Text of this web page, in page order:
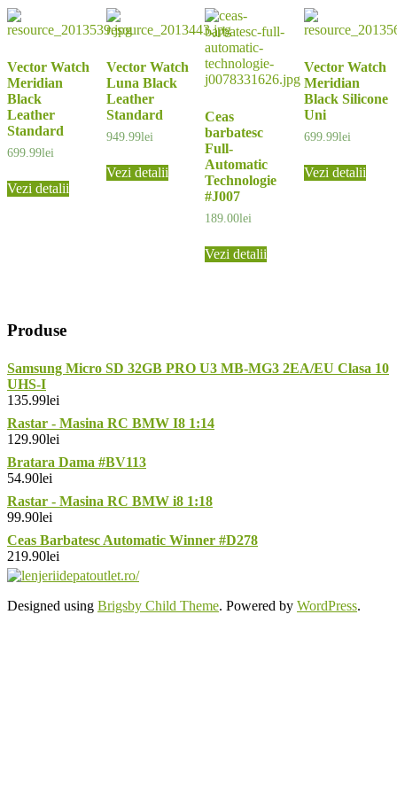
Vector Watch
Meridian
Black
Leather
Standard
699.99lei
Vezi detalii
Vector Watch
Luna Black
Leather
Standard
949.99lei
Vezi detalii
Ceas
barbatesc
Full-
Automatic
Technologie
#J007
189.00lei
Vezi detalii
Vector Watch
Meridian
Black Silicone
Uni
699.99lei
Vezi detalii
Produse
Samsung Micro SD 32GB PRO U3 MB-MG3 2EA/EU Clasa 10
UHS-I
135.99lei
Rastar - Masina RC BMW I8 1:14
129.90lei
Bratara Dama #BV113
54.90lei
Rastar - Masina RC BMW i8 1:18
99.90lei
Ceas Barbatesc Automatic Winner #D278
219.90lei
Designed using Brigsby Child Theme. Powered by WordPress.